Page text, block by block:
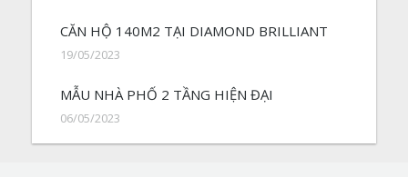
CĂN HỘ 140M2 TẠI DIAMOND BRILLIANT
19/05/2023
MẪU NHÀ PHỐ 2 TẦNG HIỆN ĐẠI
06/05/2023